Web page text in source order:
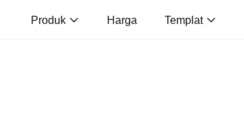
Produk Harga Templat